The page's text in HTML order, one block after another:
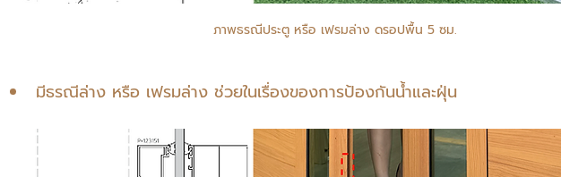
ภาพธรณีประตู หรือ เฟรมล่าง ดรอปพื้น 5 ซม.
มีธรณีล่าง หรือ เฟรมล่าง ช่วยในเรื่องของการป้องกันน้ำและฝุ่น